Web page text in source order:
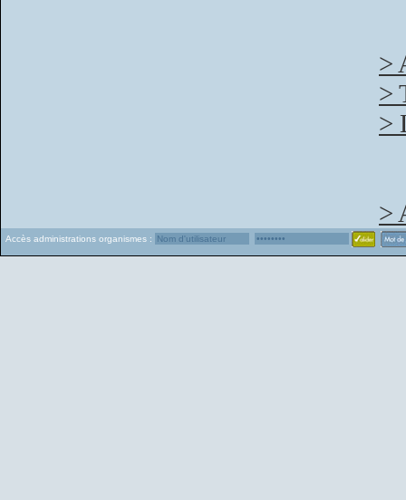
>
>
>
>
Accès administrations organismes :